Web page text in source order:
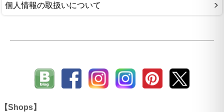
個人情報の取扱いについて
【Shops】